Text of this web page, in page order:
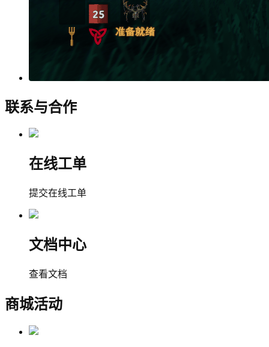
联系与合作
在线工单
提交在线工单
文档中心
查看文档
商城活动